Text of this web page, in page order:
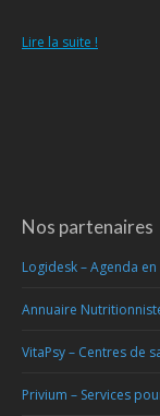
Lire la suite !
Nos partenaires
Logidesk – Agenda
Annuaire
VitaPsy – Centres de
Privium – Services